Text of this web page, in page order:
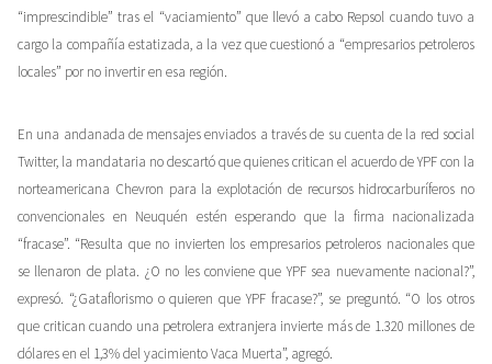
“imprescindible” tras el “vaciamiento” que llevó a cabo Repsol cuando tuvo a
cargo la compañía estatizada, a la vez que cuestionó a “empresarios petroleros
locales” por no invertir en esa región.
En una andanada de mensajes enviados a través de su cuenta de la red social
Twitter, la mandataria no descartó que quienes critican el acuerdo de YPF con la
norteamericana Chevron para la explotación de recursos hidrocarburíferos no
convencionales en Neuquén estén esperando que la firma nacionalizada
“fracase”. “Resulta que no invierten los empresarios petroleros nacionales que
se llenaron de plata. ¿O no les conviene que YPF sea nuevamente nacional?”,
expresó. “¿Gataflorismo o quieren que YPF fracase?”, se preguntó. “O los otros
que critican cuando una petrolera extranjera invierte más de 1.320 millones de
dólares en el 1,3% del yacimiento Vaca Muerta”, agregó.